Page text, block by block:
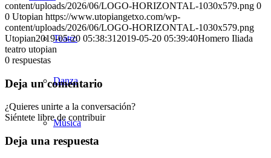
Teatro
Danza
Música
content/uploads/2026/06/LOGO-HORIZONTAL-1030x579.png 0
0 Utopian https://www.utopiangetxo.com/wp-
content/uploads/2026/06/LOGO-HORIZONTAL-1030x579.png
Utopian2019-05-20 05:38:31 2019-05-20 05:39:40Homero Iliada
teatro utopian
0 respuestas
Deja un comentario
¿Quieres unirte a la conversación?
Siéntete libre de contribuir
Deja una respuesta